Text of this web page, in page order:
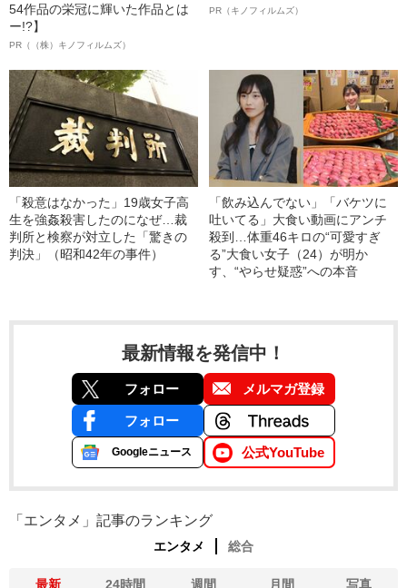
54作品の栄冠に輝いた作品とは
ー!?】
PR（（株）キノフィルムズ）
PR（キノフィルムズ）
「殺意はなかった」19歳女子高
生を強姦殺害したのになぜ…裁
判所と検察が対立した「驚きの
判決」（昭和42年の事件）
「飲み込んでない」「バケツに
吐いてる」大食い動画にアンチ
殺到…体重46キロの“可愛すぎ
る”大食い女子（24）が明か
す、“やらせ疑惑”への本音
最新情報を発信中！
フォロー メルマガ登録
フォロー
Googleニュース 公式YouTube
「エンタメ」記事のランキング
エンタメ 総合
最新 24時間 週間 月間 写真